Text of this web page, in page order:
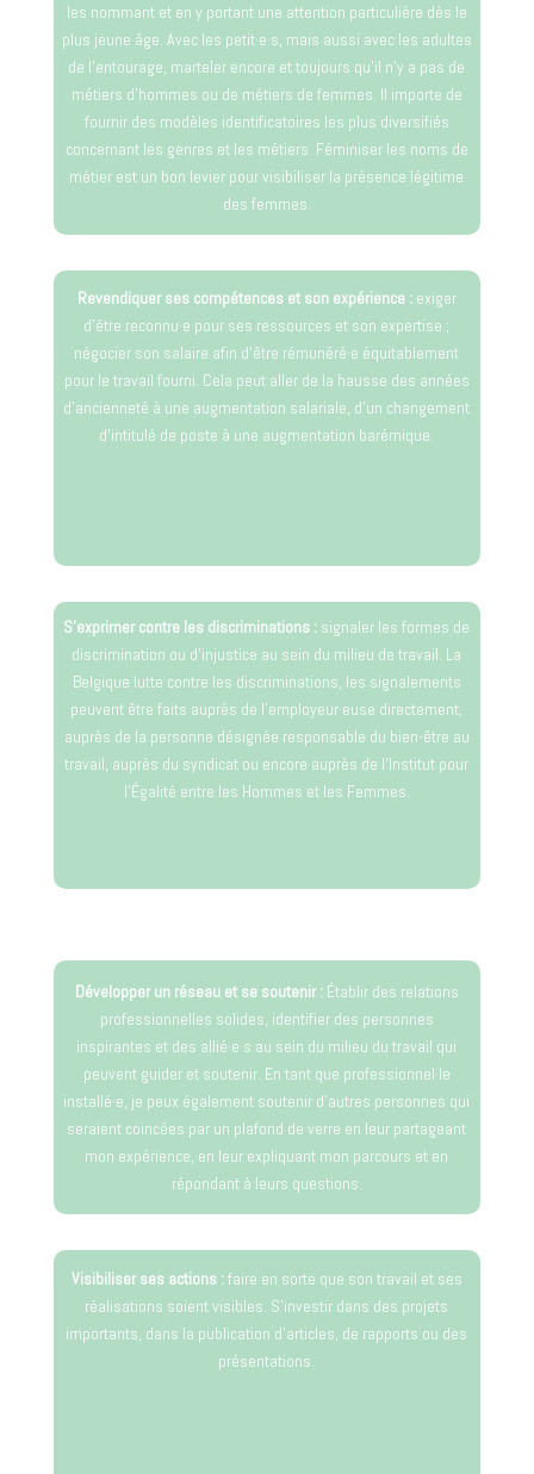
les nommant et en y portant une attention particulière dès le
plus jeune âge. Avec les petit·e·s, mais aussi avec les adultes
de l’entourage, marteler encore et toujours qu’il n’y a pas de
métiers d’hommes ou de métiers de femmes. Il importe de
fournir des modèles identificatoires les plus diversifiés
concernant les genres et les métiers. Féminiser les noms de
métier est un bon levier pour visibiliser la présence légitime
des femmes.
Revendiquer ses compétences et son expérience :exiger
d’être reconnu·e pour ses ressources et son expertise ;
négocier son salaire afin d’être rémunéré·e équitablement
pour le travail fourni. Cela peut aller de la hausse des années
d’ancienneté à une augmentation salariale, d’un changement
d’intitulé de poste à une augmentation barémique.
S’exprimer contre les discriminations : signaler les formes de
discrimination ou d’injustice au sein du milieu de travail. La
Belgique lutte contre les discriminations, les signalements
peuvent être faits auprès de l’employeur·euse directement,
auprès de la personne désignée responsable du bien-être au
travail, auprès du syndicat ou encore auprès de l’Institut pour
l’Égalité entre les Hommes et les Femmes.
Développer un réseau et se soutenir :Établir des relations
professionnelles solides, identifier des personnes
inspirantes et des allié·e·s au sein du milieu du travail qui
peuvent guider et soutenir. En tant que professionnel·le
installé·e, je peux également soutenir d’autres personnes qui
seraient coincées par un plafond de verre en leur partageant
mon expérience, en leur expliquant mon parcours et en
répondant à leurs questions.
Visibiliser ses actions :faire en sorte que son travail et ses
réalisations soient visibles. S’investir dans des projets
importants, dans la publication d’articles, de rapports ou des
présentations.